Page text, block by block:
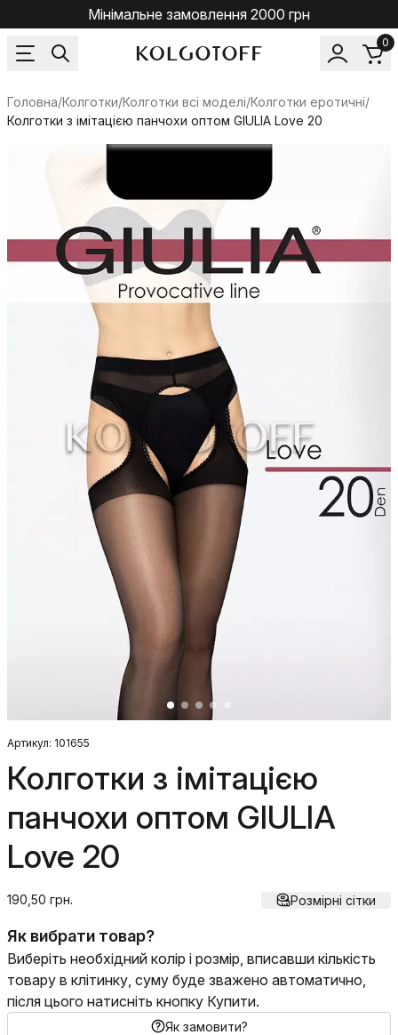
Мінімальне замовлення 2000 грн
0
Головна/Колготки/Колготки всі моделі/Колготки еротичні/
Колготки з імітацією панчохи оптом GIULIA Love 20
Артикул: 101655
Колготки з імітацією
панчохи оптом GIULIA
Love 20
190,50 грн. Розмірні сітки
Як вибрати товар?
Виберіть необхідний колір і розмір, вписавши кількість
товару в клітинку, суму буде зважено автоматично,
після цього натисніть кнопку Купити.
Як замовити?